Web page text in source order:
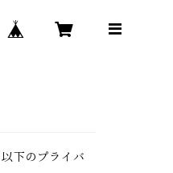
下のプライバ